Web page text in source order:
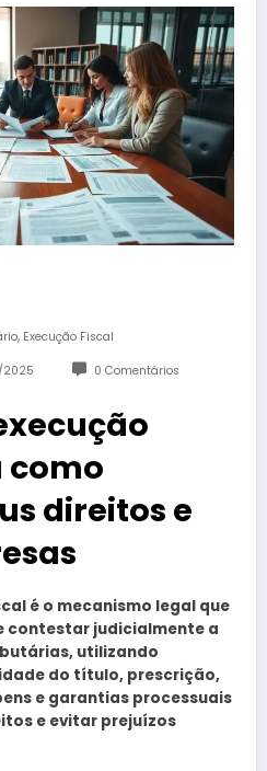
, Execução Fiscal
0 Comentários
como
direitos e
é o mecanismo legal que
contestar judicialmente a
utilizando
do título, prescrição,
e garantias processuais
e evitar prejuízos